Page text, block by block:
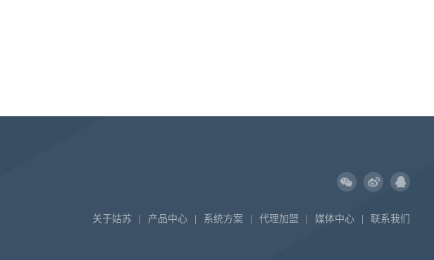
关于姑苏 产品中心 系统方案 代理加盟 媒体中心 联系我们